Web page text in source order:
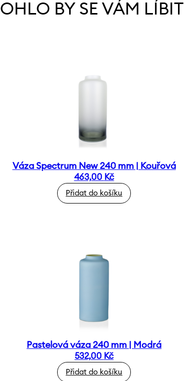
BY SE VÁM LÍBIT
Váza Spectrum New 240 mm | Kouřová
463,00 Kč
Přidat do košíku
Pastelová váza 240 mm | Modrá
532,00 Kč
Přidat do košíku